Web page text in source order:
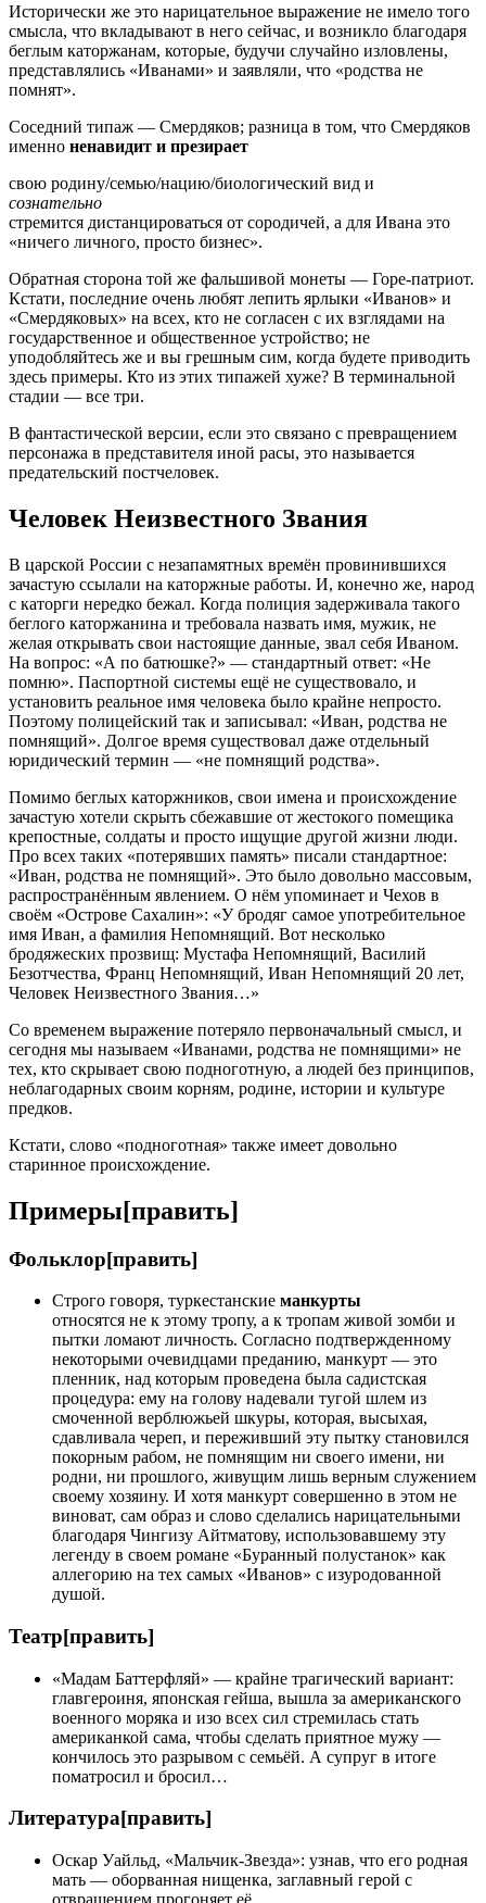
Исторически же это нарицательное выражение не имело того
смысла, что вкладывают в него сейчас, и возникло благодаря
беглым каторжанам, которые, будучи случайно изловлены,
представлялись «Иванами» и заявляли, что «родства не
помнят».
Соседний типаж — Смердяков; разница в том, что Смердяков
именно ненавидит и презирает
свою родину/семью/нацию/биологический вид и
сознательно
стремится дистанцироваться от сородичей, а для Ивана это
«ничего личного, просто бизнес».
Обратная сторона той же фальшивой монеты — Горе-патриот.
Кстати, последние очень любят лепить ярлыки «Иванов» и
«Смердяковых» на всех, кто не согласен с их взглядами на
государственное и общественное устройство; не
уподобляйтесь же и вы грешным сим, когда будете приводить
здесь примеры. Кто из этих типажей хуже? В терминальной
стадии — все три.
В фантастической версии, если это связано с превращением
персонажа в представителя иной расы, это называется
предательский постчеловек.
Человек Неизвестного Звания
В царской России с незапамятных времён провинившихся
зачастую ссылали на каторжные работы. И, конечно же, народ
с каторги нередко бежал. Когда полиция задерживала такого
беглого каторжанина и требовала назвать имя, мужик, не
желая открывать свои настоящие данные, звал себя Иваном.
На вопрос: «А по батюшке?» — стандартный ответ: «Не
помню». Паспортной системы ещё не существовало, и
установить реальное имя человека было крайне непросто.
Поэтому полицейский так и записывал: «Иван, родства не
помнящий». Долгое время существовал даже отдельный
юридический термин — «не помнящий родства».
Помимо беглых каторжников, свои имена и происхождение
зачастую хотели скрыть сбежавшие от жестокого помещика
крепостные, солдаты и просто ищущие другой жизни люди.
Про всех таких «потерявших память» писали стандартное:
«Иван, родства не помнящий». Это было довольно массовым,
распространённым явлением. О нём упоминает и Чехов в
своём «Острове Сахалин»: «У бродяг самое употребительное
имя Иван, а фамилия Непомнящий. Вот несколько
бродяжеских прозвищ: Мустафа Непомнящий, Василий
Безотчества, Франц Непомнящий, Иван Непомнящий 20 лет,
Человек Неизвестного Звания…»
Со временем выражение потеряло первоначальный смысл, и
сегодня мы называем «Иванами, родства не помнящими» не
тех, кто скрывает свою подноготную, а людей без принципов,
неблагодарных своим корням, родине, истории и культуре
предков.
Кстати, слово «подноготная» также имеет довольно
старинное происхождение.
Примеры[править]
Фольклор[править]
Строго говоря, туркестанские манкурты
относятся не к этому тропу, а к тропам живой зомби и
пытки ломают личность. Согласно подтвержденному
некоторыми очевидцами преданию, манкурт — это
пленник, над которым проведена была садистская
процедура: ему на голову надевали тугой шлем из
смоченной верблюжьей шкуры, которая, высыхая,
сдавливала череп, и переживший эту пытку становился
покорным рабом, не помнящим ни своего имени, ни
родни, ни прошлого, живущим лишь верным служением
своему хозяину. И хотя манкурт совершенно в этом не
виноват, сам образ и слово сделались нарицательными
благодаря Чингизу Айтматову, использовавшему эту
легенду в своем романе «Буранный полустанок» как
аллегорию на тех самых «Иванов» с изуродованной
душой.
Театр[править]
«Мадам Баттерфляй» — крайне трагический вариант:
главгероиня, японская гейша, вышла за американского
военного моряка и изо всех сил стремилась стать
американкой сама, чтобы сделать приятное мужу —
кончилось это разрывом с семьёй. А супруг в итоге
поматросил и бросил…
Литература[править]
Оскар Уайльд, «Мальчик-Звезда»: узнав, что его родная
мать — оборванная нищенка, заглавный герой с
отвращением прогоняет её.